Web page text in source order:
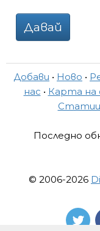
Давай
Добави • Ново •
нас • Карта на
Статии
Последно
© 2006-2026